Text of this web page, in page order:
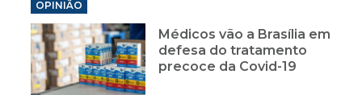
OPINIÃO
Médicos vão a Brasília em
defesa do tratamento
precoce da Covid-19